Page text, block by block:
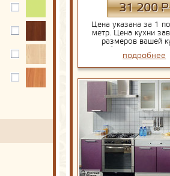
31 200Р
Цена указана за 1
метр. Цена кухни
размеров вашей
выбранной
столешницы.
подробнее